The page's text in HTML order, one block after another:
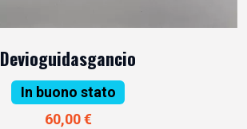
Devioguidasgancio
In buono stato
60,00 €